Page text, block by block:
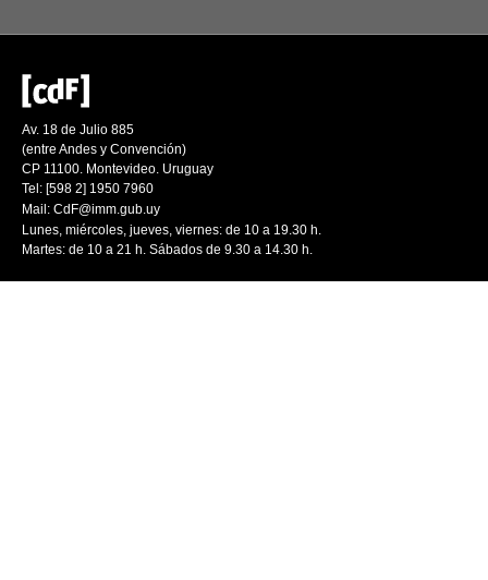
Av. 18 de Julio 885
(entre Andes y Convención)
CP 11100. Montevideo. Uruguay
Tel: [598 2] 1950 7960
Mail: CdF@imm.gub.uy
Lunes, miércoles, jueves, viernes: de 10 a 19.30 h.
Martes: de 10 a 21 h. Sábados de 9.30 a 14.30 h.